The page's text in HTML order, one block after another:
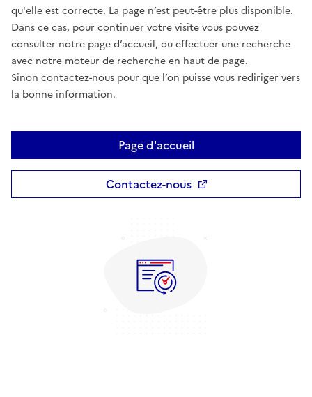
qu'elle est correcte. La page n’est peut-être plus disponible.
Dans ce cas, pour continuer votre visite vous pouvez
consulter notre page d’accueil, ou effectuer une recherche
avec notre moteur de recherche en haut de page.
Sinon contactez-nous pour que l’on puisse vous rediriger vers
la bonne information.
Page d'accueil
Contactez-nous